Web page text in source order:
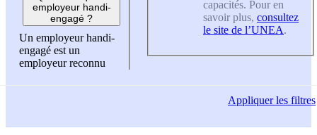
employeur handi-
engagé ?
Un employeur handi-
engagé est un
employeur reconnu
capacités. Pour en
savoir plus, consultez
le site de l’UNEA.
Appliquerles filtres